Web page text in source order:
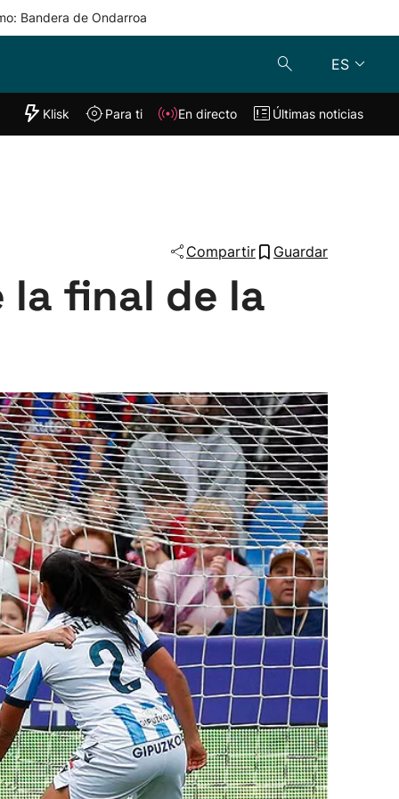
Bandera de Ondarroa
ES
"Helmuga"
Klisk En directo
Klisk Para ti En directo Últimas noticias
Compartir Guardar
la final de la